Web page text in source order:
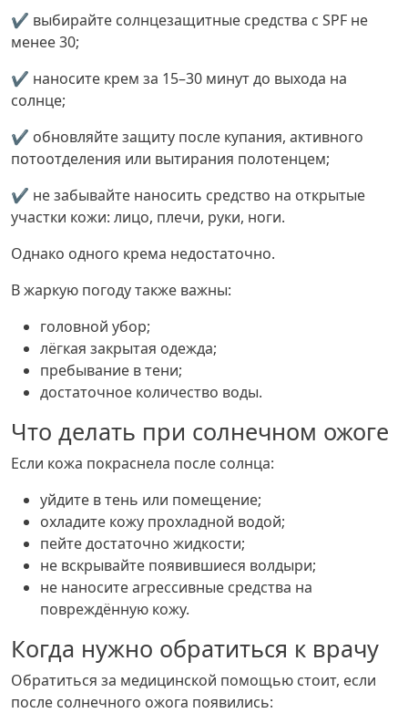
✔ выбирайте солнцезащитные средства с SPF не
менее 30;
✔ наносите крем за 15–30 минут до выхода на
солнце;
✔ обновляйте защиту после купания, активного
потоотделения или вытирания полотенцем;
✔ не забывайте наносить средство на открытые
участки кожи: лицо, плечи, руки, ноги.
Однако одного крема недостаточно.
В жаркую погоду также важны:
головной убор;
лёгкая закрытая одежда;
пребывание в тени;
достаточное количество воды.
Что делать при солнечном ожоге
Если кожа покраснела после солнца:
уйдите в тень или помещение;
охладите кожу прохладной водой;
пейте достаточно жидкости;
не вскрывайте появившиеся волдыри;
не наносите агрессивные средства на
повреждённую кожу.
Когда нужно обратиться к врачу
Обратиться за медицинской помощью стоит, если
после солнечного ожога появились: